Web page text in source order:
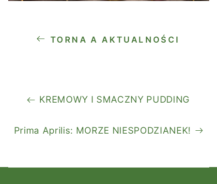
TORNA A AKTUALNOŚCI
KREMOWY I SMACZNY PUDDING
Prima Aprilis: MORZE NIESPODZIANEK!